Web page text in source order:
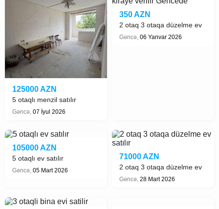
125000 AZN
5 otaqlı menzil satılır
Gəncə, 07 İyul 2026
350 AZN
2 otaq 3 otaqa düzelme ev
kiraye verilir Gencede
Gəncə, 06 Yanvar 2026
105000 AZN
5 otaqlı ev satılır
Gəncə, 05 Mart 2026
71000 AZN
2 otaq 3 otaqa düzelme ev
satılır
Gəncə, 28 Mart 2026